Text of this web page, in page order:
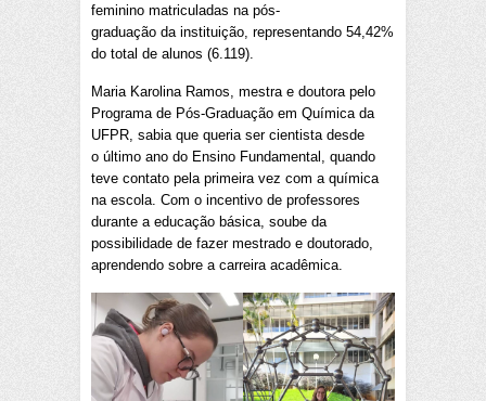
feminino matriculadas na pós-
graduação da instituição, representando 54,42%
do total de alunos (6.119).
Maria Karolina Ramos, mestra e doutora pelo
Programa de Pós-Graduação em Química da
UFPR, sabia que queria ser cientista desde
o último ano do Ensino Fundamental, quando
teve contato pela primeira vez com a química
na escola. Com o incentivo de professores
durante a educação básica, soube da
possibilidade de fazer mestrado e doutorado,
aprendendo sobre a carreira acadêmica.